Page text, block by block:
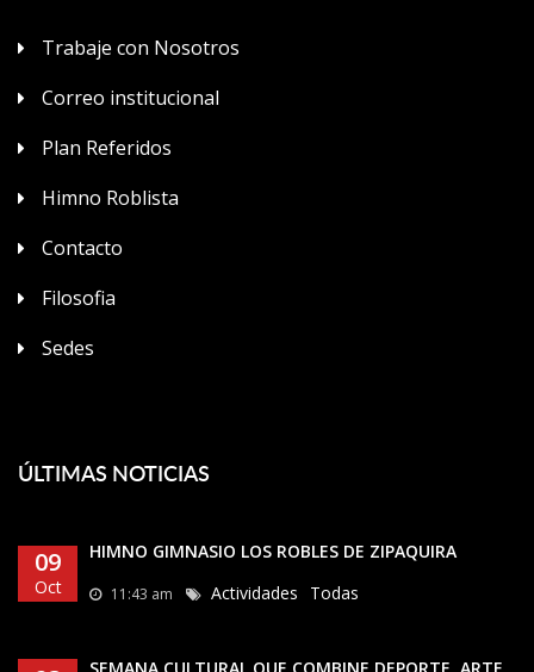
Trabaje con Nosotros
Correo institucional
Plan Referidos
Himno Roblista
Contacto
Filosofia
Sedes
ÚLTIMAS NOTICIAS
ZIPAQUIRÁ
10
Ago
LA IMPORTANCIA DE LA MUSICA
INTEGRAL DE NUESTROS